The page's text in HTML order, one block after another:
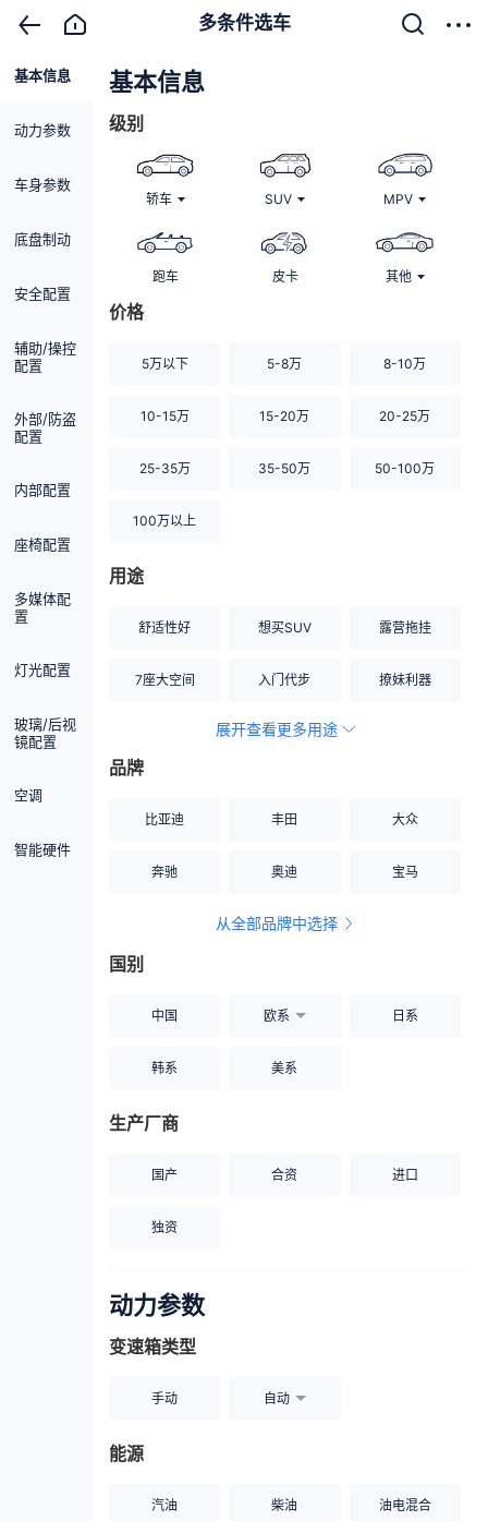
多条件选车
基本信息
动力参数
车身参数
底盘制动
安全配置
辅助/操控
配置
外部/防盗
配置
内部配置
座椅配置
多媒体配
置
灯光配置
玻璃/后视
镜配置
空调
智能硬件
基本信息
级别
轿车 SUV MPV
跑车 皮卡 其他
价格
5万以下 5-8万 8-10万
10-15万 15-20万 20-25万
25-35万 35-50万 50-100万
100万以上
用途
舒适性好 想买SUV 露营拖挂
7座大空间 入门代步 撩妹利器
空间宽敞
展开查看更多用途
品牌
比亚迪 丰田 大众
奔驰 奥迪 宝马
从全部品牌中选择
国别
中国 欧系 日系
韩系 美系
生产厂商
国产 合资 进口
独资
动力参数
变速箱类型
手动 自动
能源
汽油 柴油 油电混合